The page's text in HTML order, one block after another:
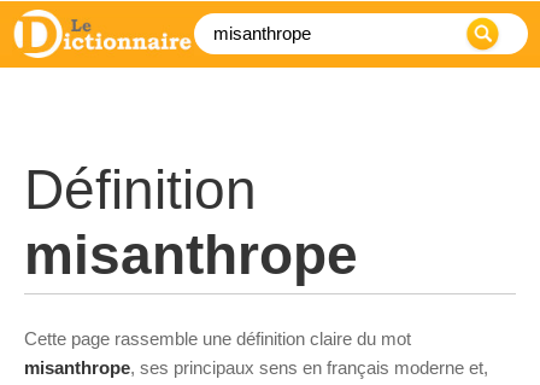
Définition
misanthrope
Cette page rassemble une définition claire du mot
misanthrope, ses principaux sens en français moderne et,